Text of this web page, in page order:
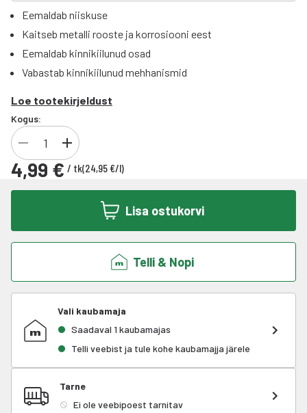
Eemaldab niiskuse
Kaitseb metalli rooste ja korrosiooni eest
Eemaldab kinnikiilunud osad
Vabastab kinnikiilunud mehhanismid
Loe tootekirjeldust
Kogus:
4,99 € / tk(24,95 €/l)
Lisa ostukorvi
Telli & Nopi
Vali kaubamaja
Saadaval 1 kaubamajas
Telli veebist ja tule kohe kaubamajja järele
Tarne
Ei ole veebipoest tarnitav